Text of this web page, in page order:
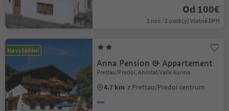
Od 100€
1 noc / 2 osob(y) Včetně DPH
Na vyžádání
Anna Pension & Appartement
Prettau/Predoi, Ahrntal/Valle Aurina
4.7 km z Prettau/Predoi centrum